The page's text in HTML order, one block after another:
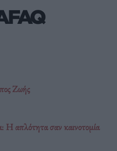
Ζωής
Η απλότητα σαν καινοτομία